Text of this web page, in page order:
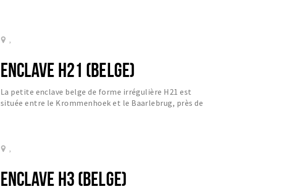
,
ENCLAVE H21 (BELGE)
La petite enclave belge de forme irrégulière H21 est
située entre le Krommenhoek et le Baarlebrug, près de
,
ENCLAVE H3 (BELGE)